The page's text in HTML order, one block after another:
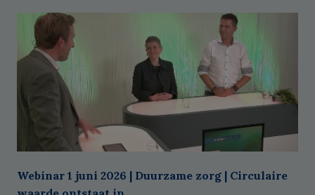
Webinar 1 juni 2026 | Duurzame zorg | Circulaire